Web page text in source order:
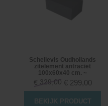
Schellevis Oudhollands
zitelement antraciet
100x60x40 cm. ~
€ 329,00 € 299,00
BEKIJK PRODUCT